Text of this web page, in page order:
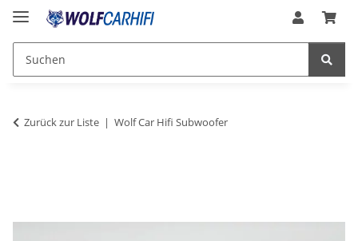
Zurück zur Liste Wolf Car Hifi Subwoofer